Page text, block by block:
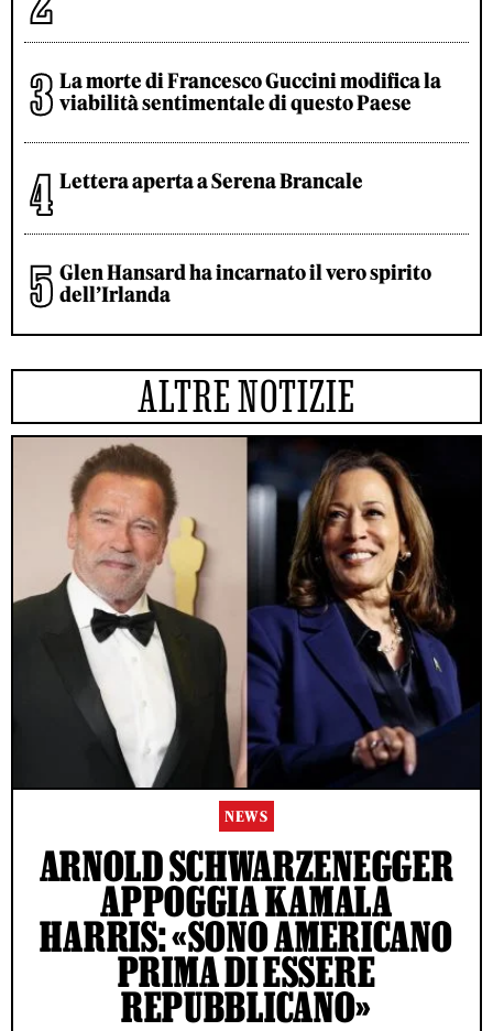
La morte di Francesco Guccini modifica la
viabilità sentimentale di questo Paese
Lettera aperta a Serena Brancale
Glen Hansard ha incarnato il vero spirito
dell’Irlanda
ALTRE NOTIZIE
NEWS
ARNOLD SCHWARZENEGGER
APPOGGIA KAMALA
HARRIS: «SONO AMERICANO
PRIMA DI ESSERE
REPUBBLICANO»